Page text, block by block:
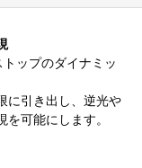
ップのダイナミッ
に引き出し、逆光や
可能にします。